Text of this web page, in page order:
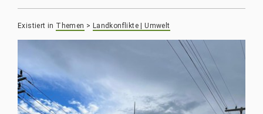
Existiert in Themen > Landkonflikte | Umwelt